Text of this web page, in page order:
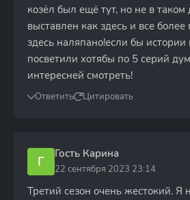
козёл был ещё тут, но не в таком
выставлен как здесь и все
здесь наляпано!если бы
посветили хотябы по 5 серий
интересней смотреть!
Ответить Цитировать
Г Гость Карина
22 сентября 2023 23:14
Третий сезон очень жестокий. Я